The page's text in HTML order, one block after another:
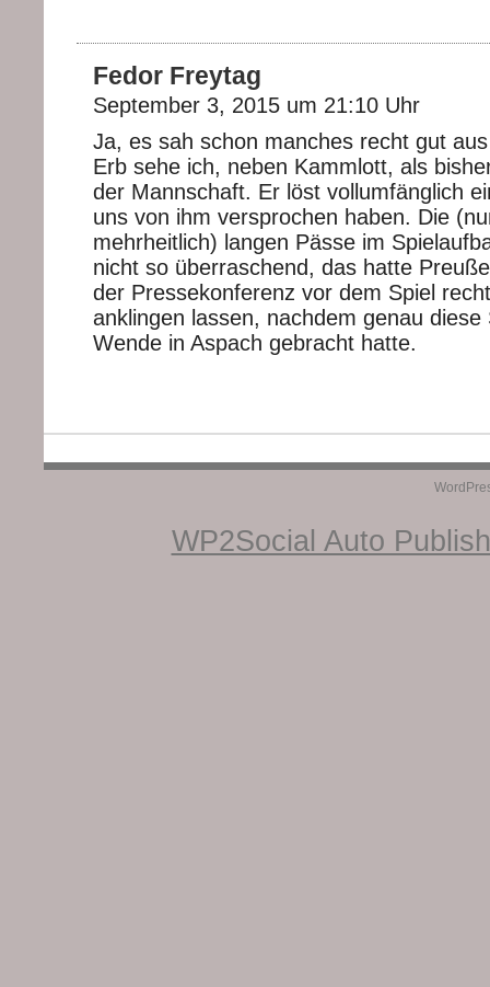
Fedor Freytag
September 3, 2015 um 21:10 Uhr
Ja, es sah schon manches recht gut
Erb sehe ich, neben Kammlott, als
der Mannschaft. Er löst vollumfänglich
uns von ihm versprochen haben. Die
mehrheitlich) langen Pässe im
nicht so überraschend, das hatte
der Pressekonferenz vor dem Spiel
anklingen lassen, nachdem genau diese
Wende in Aspach gebracht hatte.
WP2Social Auto Publish